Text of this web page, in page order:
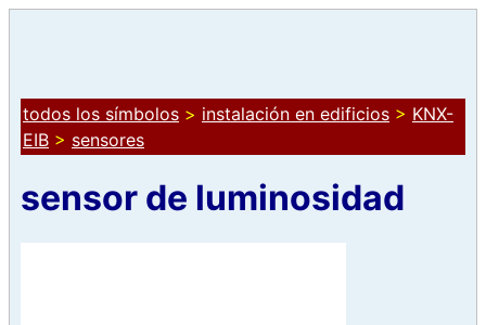
todos los símbolos > instalación en edificios > KNX-
EIB > sensores
sensor de luminosidad